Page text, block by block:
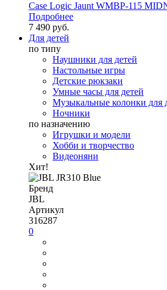
Case Logic Jaunt WMBP-115
Подробнее
7 490 руб.
Для детей
по типу
Наушники для детей
Настольные игры
Детские рюкзаки
Умные часы для детей
Музыкальные колонки для
Ночники
по назначению
Игрушки и модели
Хобби и творчество
Видеоняни
Хит!
Бренд
JBL
Артикул
316287
0